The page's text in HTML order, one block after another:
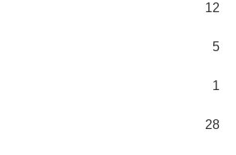
12
5
1
28